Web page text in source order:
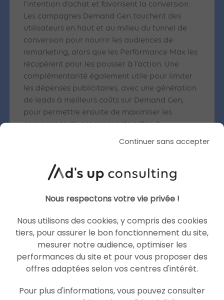
l’intention d’achat et favorisent la conversion.
Les campagnes Demand Gen touchent des
utilisateurs en haut et au milieu du tunnel de
conversion pour nourrir les audiences de
remarketing, alors que les Performance Max les
récupèrent pour les pousser à l’action. Une
complémentarité également utile pour limiter
les dépenses publicitaires, avec une génération
de leads à meilleurs coûts sur Demand Gen,
pour permettre ensuite de maximiser les
conversions de ces prospects grâce à
campagnes Demand Gen à votre stratégie ?
N’hésitez pas à consulter notre
agence Google
Articles similaires
Continuer sans accepter
Nous respectons votre vie privée !
Nous utilisons des cookies, y compris des cookies
tiers, pour assurer le bon fonctionnement du site,
mesurer notre audience, optimiser les
performances du site et pour vous proposer des
offres adaptées selon vos centres d'intérêt.
Pour plus d'informations, vous pouvez consulter